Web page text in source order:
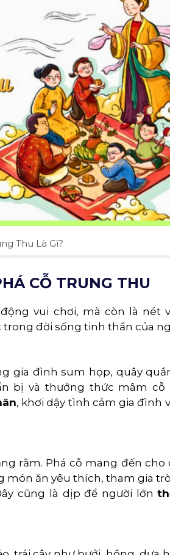
Thu Là Gì?
CỖ TRUNG THU
vui chơi, mà còn là nét
đời sống tinh thần của
gia đình sum họp, quây
bị và thưởng thức mâm cỗ
, khơi dậy tình cảm gia đình
rằm. Phá cỗ mang đến cho
món ăn yêu thích, tham gia
cũng là dịp để người lớn